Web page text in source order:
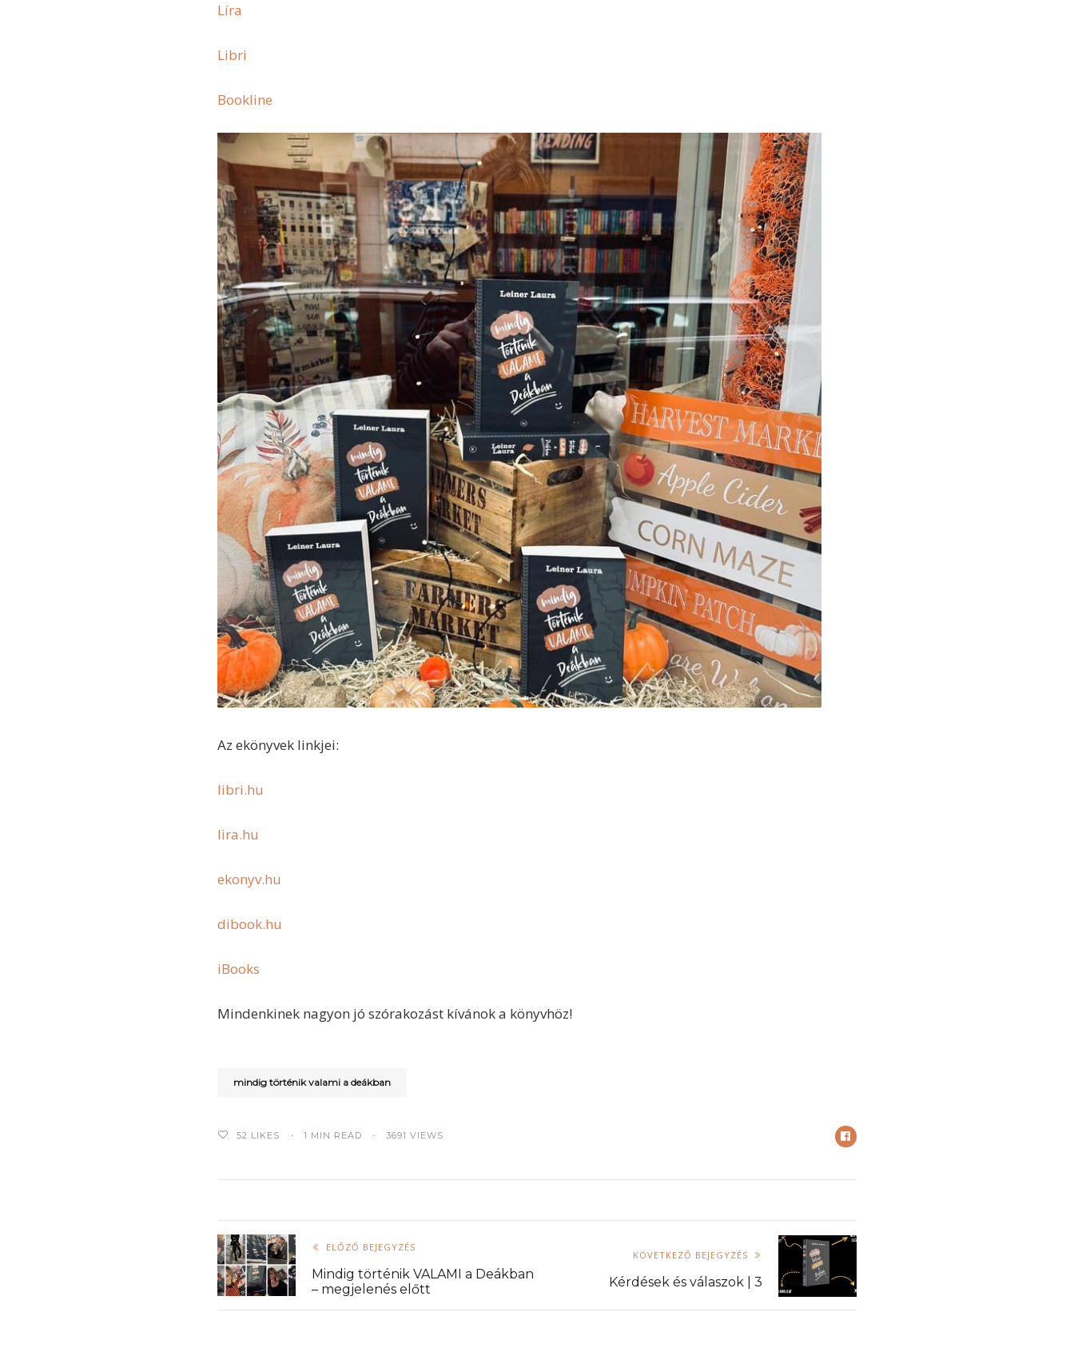
Líra
Libri
Bookline
Az ekönyvek linkjei:
libri.hu
lira.hu
ekonyv.hu
dibook.hu
iBooks
Mindenkinek nagyon jó szórakozást kívánok a könyvhöz!
mindig történik valami a deákban
52 LIKES 1 MIN READ 3691 VIEWS
ELŐZŐ BEJEGYZÉS
Mindig történik VALAMI a Deákban
– megjelenés előtt
KÖVETKEZŐ BEJEGYZÉS
Kérdések és válaszok | 3